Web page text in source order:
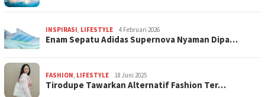
INSPIRASI LIFESTYLE 4 Februari 2026
Enam Sepatu Adidas Supernova Nyaman Dipa…
FASHION LIFESTYLE 18 Juni 2025
Tirodupe Tawarkan Alternatif Fashion Ter…